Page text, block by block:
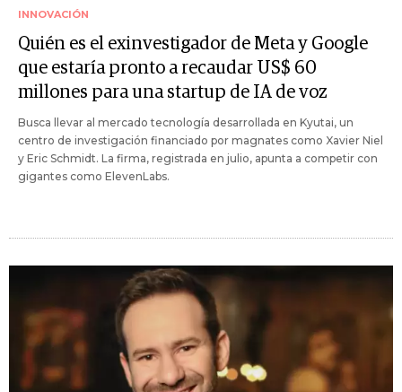
INNOVACIÓN
Quién es el exinvestigador de Meta y Google
que estaría pronto a recaudar US$ 60
millones para una startup de IA de voz
Busca llevar al mercado tecnología desarrollada en Kyutai, un
centro de investigación financiado por magnates como Xavier Niel
y Eric Schmidt. La firma, registrada en julio, apunta a competir con
gigantes como ElevenLabs.